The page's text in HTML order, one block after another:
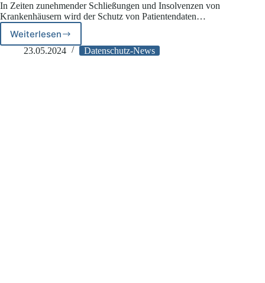
In Zeiten zunehmender Schließungen und Insolvenzen von
Krankenhäusern wird der Schutz von Patientendaten…
WeiterlesenDatenschutz
bei
23.05.2024 Datenschutz-News